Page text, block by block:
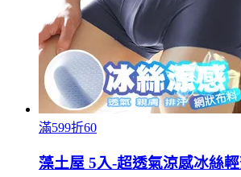
滿599折60
藻土屋 5入-超透氣涼感冰絲